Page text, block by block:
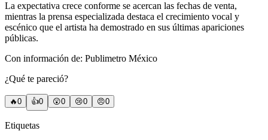
La expectativa crece conforme se acercan las fechas de venta,
mientras la prensa especializada destaca el crecimiento vocal y
escénico que el artista ha demostrado en sus últimas apariciones
públicas.
Con información de: Publimetro México
¿Qué te pareció?
🔥0 👍0 😲0 😢0 😠0
Etiquetas